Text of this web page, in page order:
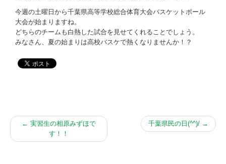
今週の土曜日から千葉県高等学校総合体育大会バスケットボール
大会が始まりますね。
どちらのチームも白熱した試合を見せてくれることでしょう。
みなさん、夏の始まりは高校バスケで熱くなりませんか！？
← 実習生の相原みずほで
す！！
千葉県民の日(^^)/ →